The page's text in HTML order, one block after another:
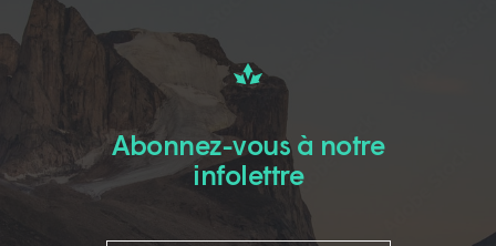
Abonnez-vous à notre
infolettre